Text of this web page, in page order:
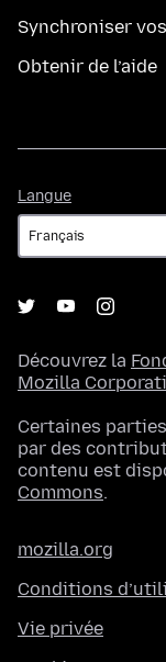
Synchroniser
Obtenir de l’aide
Langue
Découvrez la
Mozilla
Certaines
par des
contenu est
Commons.
mozilla.org
Conditions
Vie privée